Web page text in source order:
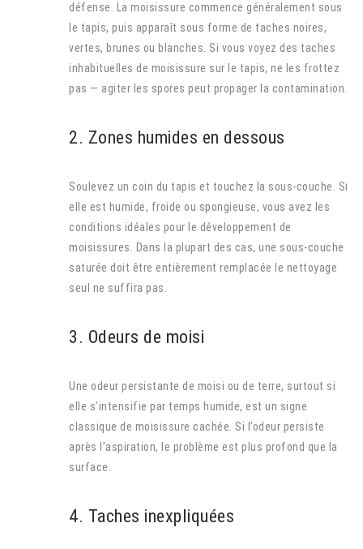
défense. La moisissure commence généralement sous
le tapis, puis apparaît sous forme de taches noires,
vertes, brunes ou blanches. Si vous voyez des taches
inhabituelles de moisissure sur le tapis, ne les frottez
pas — agiter les spores peut propager la contamination.
2. Zones humides en dessous
Soulevez un coin du tapis et touchez la sous-couche. Si
elle est humide, froide ou spongieuse, vous avez les
conditions idéales pour le développement de
moisissures. Dans la plupart des cas, une sous-couche
saturée doit être entièrement remplacée le nettoyage
seul ne suffira pas.
3. Odeurs de moisi
Une odeur persistante de moisi ou de terre, surtout si
elle s’intensifie par temps humide, est un signe
classique de moisissure cachée. Si l’odeur persiste
après l’aspiration, le problème est plus profond que la
surface.
4. Taches inexpliquées